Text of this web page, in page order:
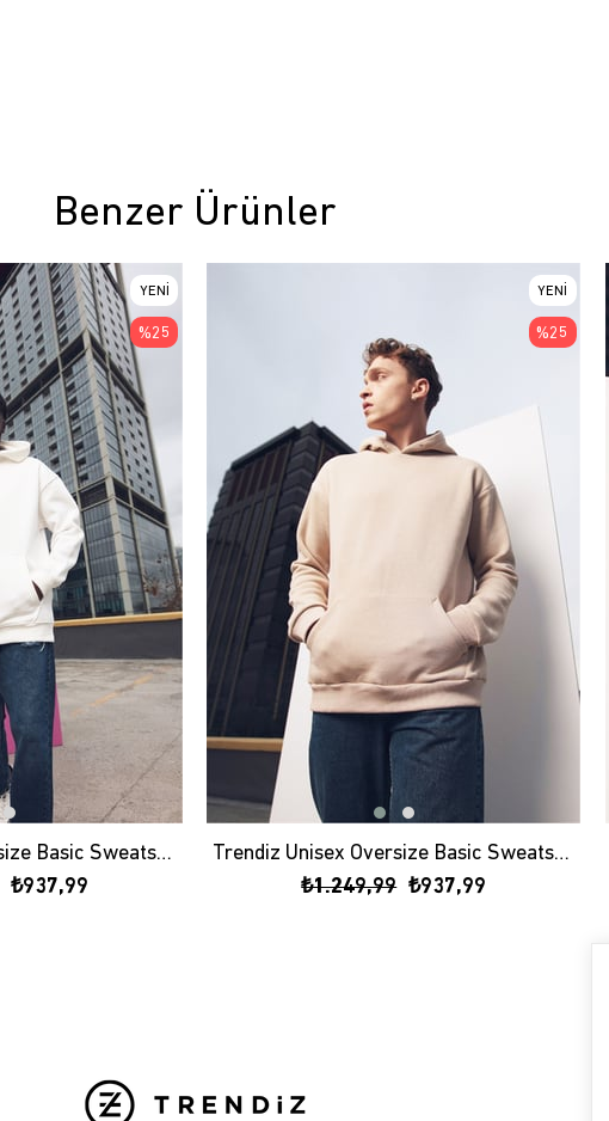
Benzer Ürünler
Trendiz Unisex Oversize Basic Sweatshirt Hoodie Beyaz
₺937,99
YENI
ÜRÜN
%25
Trendiz Unisex Oversize Basic Sweatshirt Hoodie Taş
₺937,99
₺1.249,99
YENI
ÜRÜN
%25